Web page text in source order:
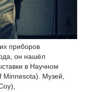
приборов
он нашёл
в Научном
Minnesota). Музей,